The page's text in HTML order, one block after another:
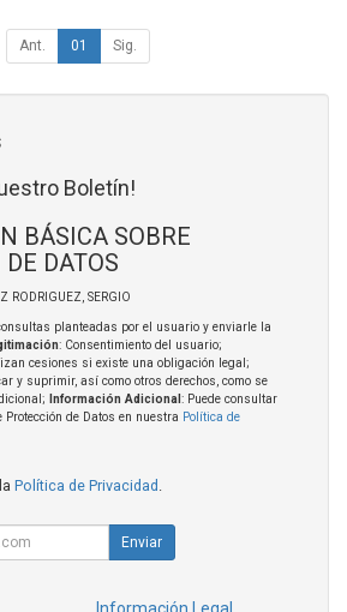
Ant. 01 Sig.
Boletín!
BÁSICA SOBRE
DATOS
RODRIGUEZ, SERGIO
planteadas por el usuario y enviarle la
: Consentimiento del usuario;
cesiones si existe una obligación legal;
y suprimir, así como otros derechos, como se
Información Adicional : Puede consultar
Protección de Datos en nuestra Política de
Política de Privacidad
Enviar
Información Legal